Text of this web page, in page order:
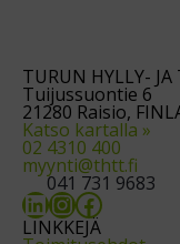
TURUN HYLLY-
Tuijussuontie 6
21280 Raisio,
Katso kartalla »
02 4310 400
myynti@thtt.fi
041 731 9683
LinkedIn
Instagram
Facebook
LINKKEJÄ